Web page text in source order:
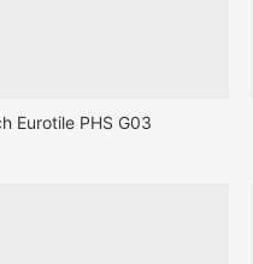
Eurotile PHS G03